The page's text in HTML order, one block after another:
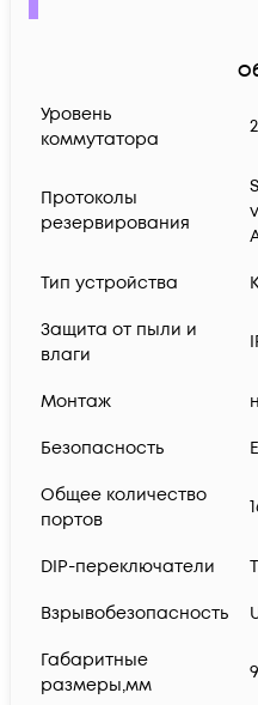
Уровень
коммутатора
2
Протоколы
резервирования
Тип устройства
Защита от пыли и
влаги
Монтаж
Безопасность
Общее количество
портов
DIP-переключатели
Взрывобезопасность
Габаритные
размеры,мм